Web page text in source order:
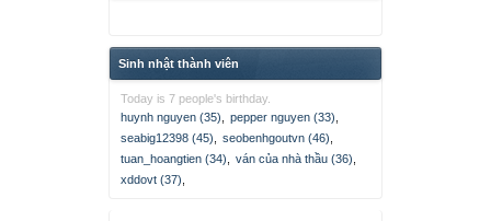
Sinh nhật thành viên
Today is 7 people's birthday.
huynh nguyen (35)
pepper nguyen (33)
seabig12398 (45)
seobenhgoutvn (46)
tuan_hoangtien (34)
ván của nhà thầu (36)
xddovt (37)